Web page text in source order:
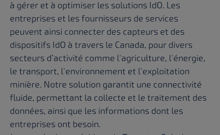
à gérer et à optimiser les solutions IdO. Les
entreprises et les fournisseurs de services
peuvent ainsi connecter des capteurs et des
dispositifs IdO à travers le Canada, pour divers
secteurs d’activité comme l'agriculture, l'énergie,
le transport, l'environnement et l'exploitation
minière. Notre solution garantit une connectivité
fluide, permettant la collecte et le traitement des
données, ainsi que les informations dont les
entreprises ont besoin.